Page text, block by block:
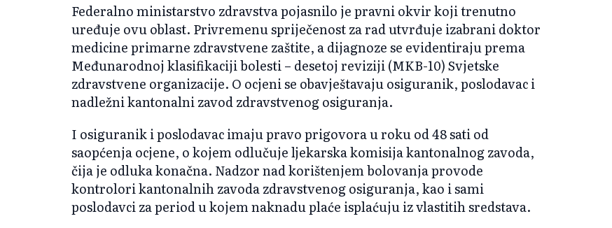
Federalno ministarstvo zdravstva pojasnilo je pravni okvir koji trenutno
uređuje ovu oblast. Privremenu spriječenost za rad utvrđuje izabrani doktor
medicine primarne zdravstvene zaštite, a dijagnoze se evidentiraju prema
Međunarodnoj klasifikaciji bolesti – desetoj reviziji (MKB-10) Svjetske
zdravstvene organizacije. O ocjeni se obavještavaju osiguranik, poslodavac i
nadležni kantonalni zavod zdravstvenog osiguranja.
I osiguranik i poslodavac imaju pravo prigovora u roku od 48 sati od
saopćenja ocjene, o kojem odlučuje ljekarska komisija kantonalnog zavoda,
čija je odluka konačna. Nadzor nad korištenjem bolovanja provode
kontrolori kantonalnih zavoda zdravstvenog osiguranja, kao i sami
poslodavci za period u kojem naknadu plaće isplaćuju iz vlastitih sredstava.